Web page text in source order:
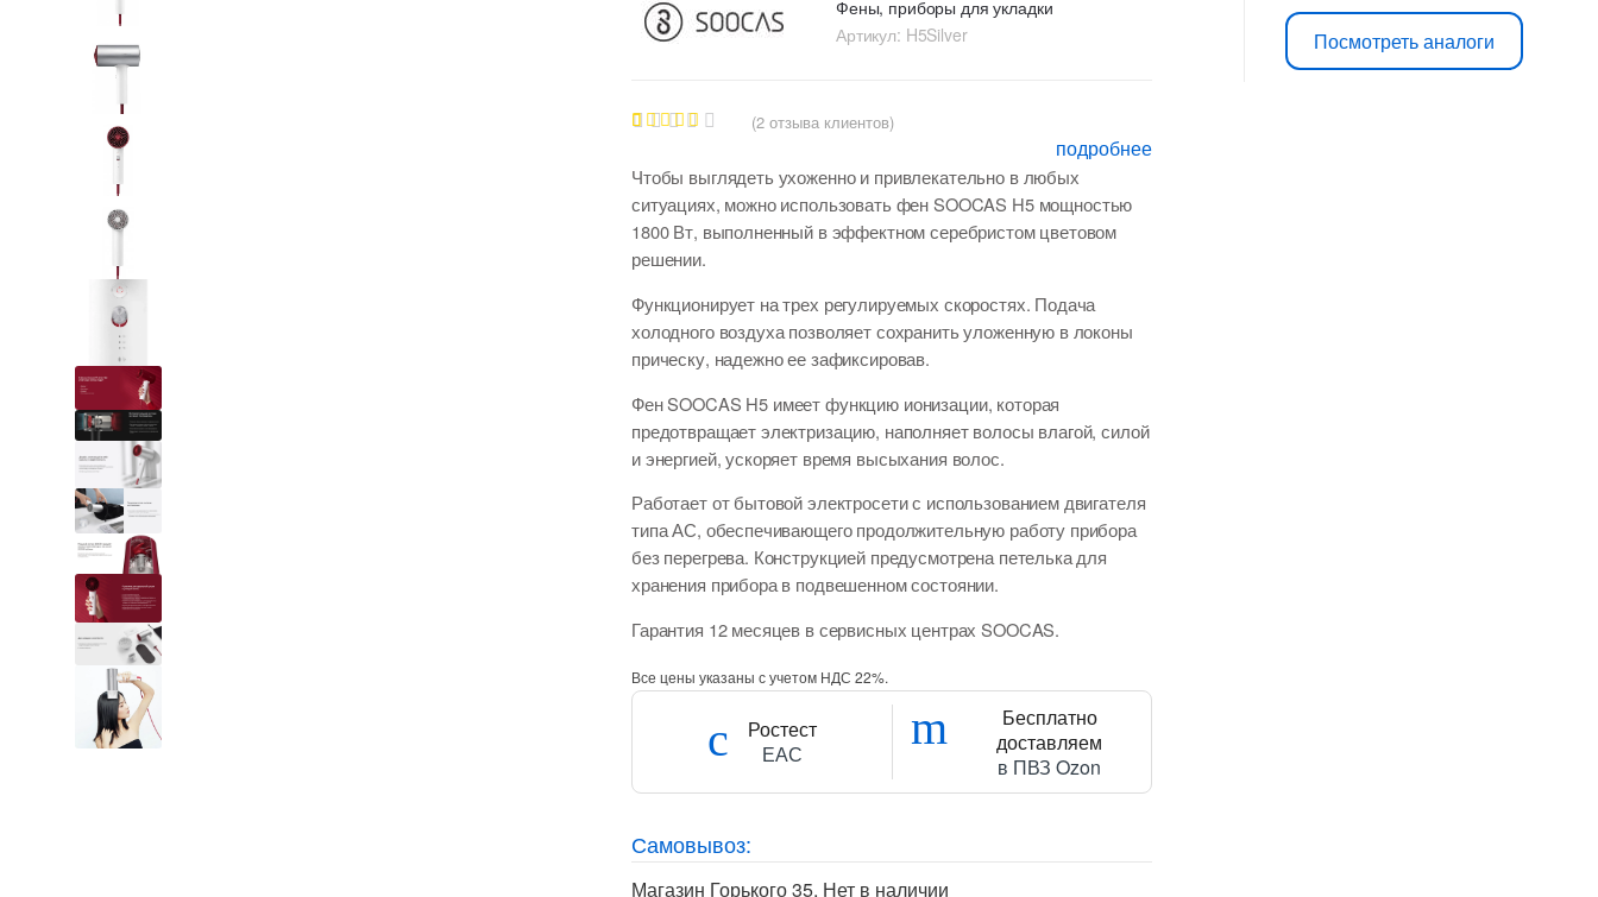
Фены, приборы для укладки
Артикул: H5Silver
на
основе
опроса
пользова
теля
(2 отзыва клиентов)
подробнее
Чтобы выглядеть ухоженно и привлекательно в любых
ситуациях, можно использоватьфен SOOCAS H5мощностью
1800 Вт, выполненный в эффектном серебристом цветовом
решении.
Функционирует на трех регулируемых скоростях. Подача
холодного воздуха позволяет сохранить уложенную в локоны
прическу, надежно ее зафиксировав.
Фен SOOCAS H5 имеет функцию ионизации, которая
предотвращает электризацию, наполняет волосы влагой, силой
и энергией, ускоряет время высыхания волос.
Работает от бытовой электросети с использованием двигателя
типа АС, обеспечивающего продолжительную работу прибора
без перегрева. Конструкцией предусмотрена петелька для
хранения прибора в подвешенном состоянии.
Гарантия 12 месяцев в сервисных центрах SOOCAS.
Все цены указаны с учетом НДС 22%.
Ростест
ЕАС
Бесплатно
доставляем
в ПВЗ Ozon
Самовывоз:
Магазин Горького 35, Нет в наличии
цена
составляла
цена:
2
Посмотреть аналоги